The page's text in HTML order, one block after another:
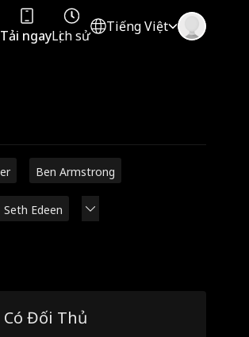
Tải ngayLịch sử
Tiếng Việt
Ben Armstrong
Seth Edeen
Có Đối Thủ